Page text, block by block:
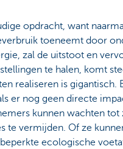
opdracht, want
toeneemt door
zal de uitstoot en
te halen, komt
realiseren is
er nog geen directe
kunnen wachten
te vermijden. Of ze
ecologische